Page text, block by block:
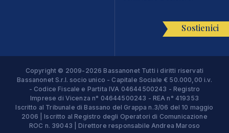
Sostienici
Copyright © 2009-2026 Bassanonet Tutti i diritti riservati
Bassanonet S.r.l. socio unico - Capitale Sociale € 50.000,00 i.v.
- Codice Fiscale e Partita IVA 04644500243 - Registro
Imprese di Vicenza n° 04644500243 - REA n° 419353
Iscritto al Tribunale di Bassano del Grappa n.3/06 del 10 maggio
2006 | Iscritto al Registro degli Operatori di Comunicazione
ROC n. 39043 | Direttore responsabile Andrea Maroso